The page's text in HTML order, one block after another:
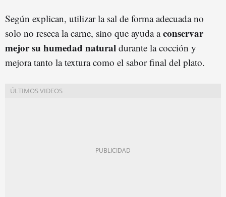
Según explican, utilizar la sal de forma adecuada no
solo no reseca la carne, sino que ayuda aconservar
mejor su humedad natural durante la cocción y
mejora tanto la textura como el sabor final del plato.